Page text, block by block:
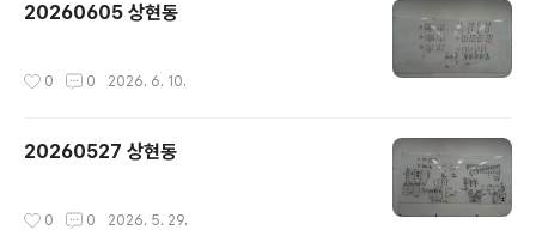
20260605 상현동
0 0 2026. 6. 10.
20260527 상현동
0 0 2026. 5. 29.